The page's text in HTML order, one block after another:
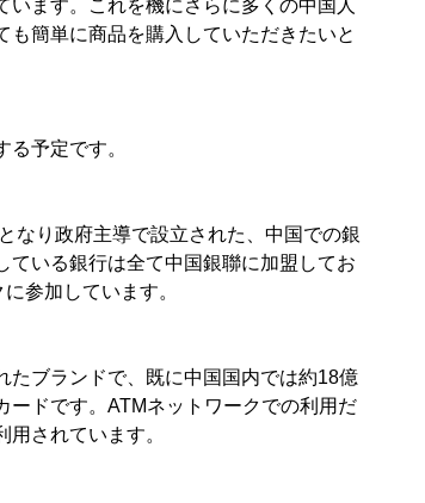
ます。これを機にさらに多くの中国人
簡単に商品を購入していただきたいと
予定です。
なり政府主導で設立された、中国での銀
いる銀行は全て中国銀聯に加盟してお
参加しています。
たブランドで、既に中国国内では約18億
ドです。ATMネットワークでの利用だ
されています。